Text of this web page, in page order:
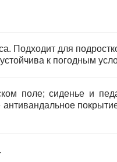
Подходит для
к погодным
поле; сиденье и